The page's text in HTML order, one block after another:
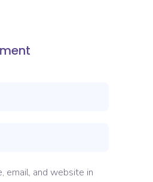
email, and website in